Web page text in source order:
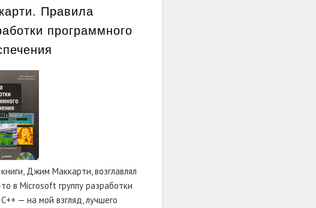
Правила
программного
Джим Маккарти, возглавлял
в Microsoft группу разработки
— на мой взгляд, лучшего